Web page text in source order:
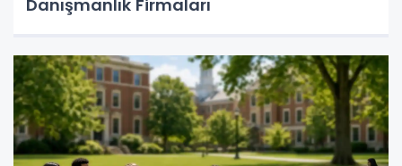
Danışmanlık Firmaları